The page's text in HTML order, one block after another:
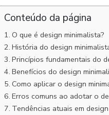
Conteúdo da página
O que é design minimalista?
História do design
Princípios fundamentais do
Benefícios do design
Como aplicar o design
Erros comuns ao adotar o
Tendências atuais em